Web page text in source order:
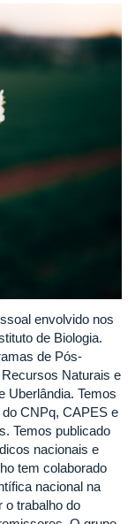
envolvido nos
de Biologia.
de Pós-
Naturais e
Uberlândia. Temos
CNPq, CAPES e
Temos publicado
nacionais e
tem colaborado
nacional na
o trabalho do